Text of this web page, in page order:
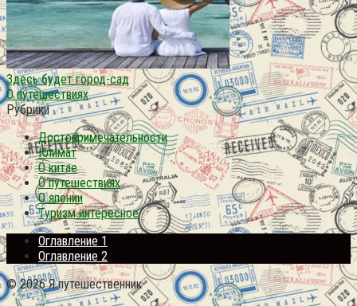
Здесь будет город-сад
О путешествиях
Рубрики
Достопримечательности
Климат
О китае
О путешествиях
О японии
Туризм интересное
Оглавление 1
Оглавление 2
© 2026 Я путешественник